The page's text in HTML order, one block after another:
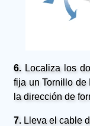
6. Localiza los
fija un Tornillo de
la dirección de
7. Lleva el cable